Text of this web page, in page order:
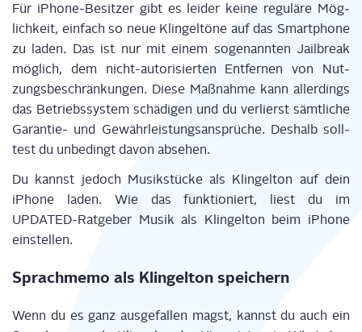
Für iPho­ne-Besit­zer gibt es lei­der kei­ne regu­lä­re Mög­
lich­keit, ein­fach so neue Klin­gel­tö­ne auf das Smart­phone
zu laden. Das ist nur mit einem soge­nann­ten Jailb­reak
mög­lich, dem nicht-auto­ri­sier­ten Ent­fer­nen von Nut­
zungs­be­schrän­kun­gen. Die­se Maß­nah­me kann aller­dings
das Betriebs­sys­tem schä­di­gen und du ver­lierst sämt­li­che
Garan­tie- und Gewähr­leis­tungs­an­sprü­che. Des­halb soll­
test du unbe­dingt davon absehen.
Du kannst jedoch Musik­stü­cke als Klin­gel­ton auf dein
iPho­ne laden. Wie das funk­tio­niert, liest du im
UPDATED-Rat­ge­ber Musik als Klin­gel­ton beim iPho­ne
einstellen.
Sprach­me­mo als Klin­gel­ton speichern
Wenn du es ganz aus­ge­fal­len magst, kannst du auch ein